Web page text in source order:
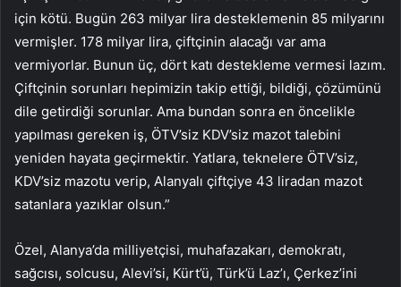
için kötü. Bugün 263 milyar lira desteklemenin 85 milyarını
vermişler. 178 milyar lira, çiftçinin alacağı var ama
vermiyorlar. Bunun üç, dört katı destekleme vermesi lazım.
Çiftçinin sorunları hepimizin takip ettiği, bildiği, çözümünü
dile getirdiği sorunlar. Ama bundan sonra en öncelikle
yapılması gereken iş, ÖTV’siz KDV’siz mazot talebini
yeniden hayata geçirmektir. Yatlara, teknelere ÖTV’siz,
KDV’siz mazotu verip, Alanyalı çiftçiye 43 liradan mazot
satanlara yazıklar olsun.”
Özel, Alanya’da milliyetçisi, muhafazakarı, demokratı,
sağcısı, solcusu, Alevi’si, Kürt’ü, Türk’ü Laz’ı, Çerkez’ini